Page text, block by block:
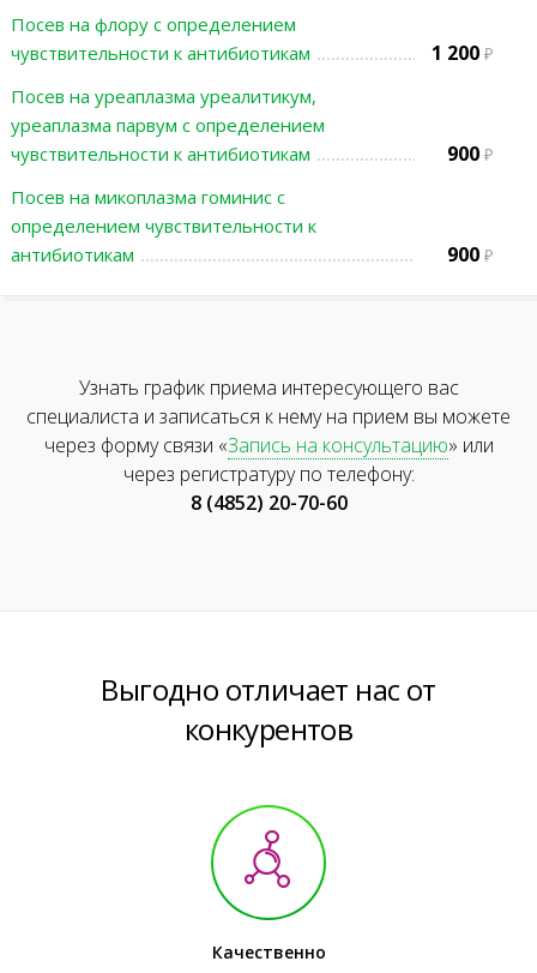
Посев на флору с определением
чувствительности к антибиотикам
1 200
Посев на уреаплазма уреалитикум,
уреаплазма парвум с определением
чувствительности к антибиотикам
900
Посев на микоплазма гоминис с
определением чувствительности к
антибиотикам
900
Узнать график приема интересующего вас
специалиста и записаться к нему на прием вы можете
через форму связи «Запись на консультацию» или
через регистратуру по телефону:
8 (4852) 20-70-60
Выгодно отличает нас от
конкурентов
Качественно